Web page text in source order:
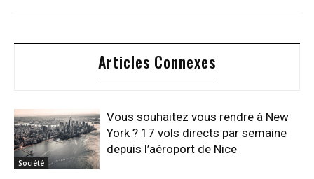
Articles Connexes
Société
Vous souhaitez vous rendre à New
York ? 17 vols directs par semaine
depuis l’aéroport de Nice